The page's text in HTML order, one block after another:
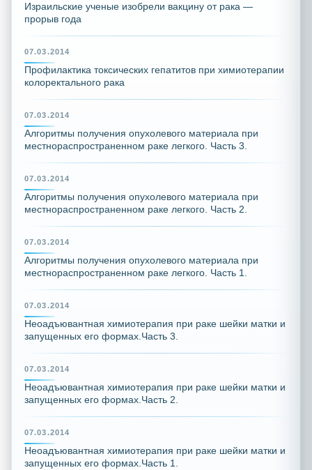
Израильские ученые изобрели вакцину от рака —
прорыв года
07.03.2014
Профилактика токсических гепатитов при химиотерапии
колоректального рака
07.03.2014
Алгоритмы получения опухолевого материала при
местнораспространенном раке легкого. Часть 3.
07.03.2014
Алгоритмы получения опухолевого материала при
местнораспространенном раке легкого. Часть 2.
07.03.2014
Алгоритмы получения опухолевого материала при
местнораспространенном раке легкого. Часть 1.
07.03.2014
Неоадъювантная химиотерапия при раке шейки матки и
запущенных его формах.Часть 3.
07.03.2014
Неоадъювантная химиотерапия при раке шейки матки и
запущенных его формах.Часть 2.
07.03.2014
Неоадъювантная химиотерапия при раке шейки матки и
запущенных его формах.Часть 1.